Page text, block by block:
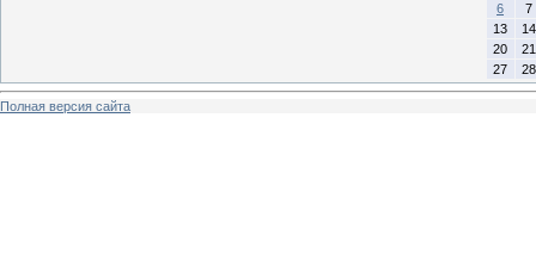
6
7
13
14
20
21
27
28
Полная версия сайта